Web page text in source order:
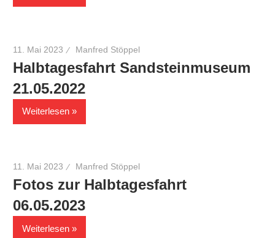
11. Mai 2023 Manfred Stöppel
Halbtagesfahrt Sandsteinmuseum
21.05.2022
Weiterlesen
11. Mai 2023 Manfred Stöppel
Fotos zur Halbtagesfahrt
06.05.2023
Weiterlesen